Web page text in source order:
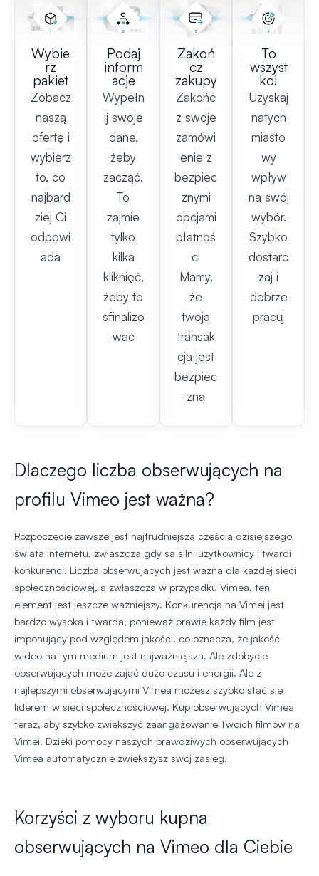
Wybie
rz
pakiet
Zobacz
naszą
ofertę i
wybierz
to, co
najbard
ziej Ci
odpowi
ada
Podaj
inform
acje
Wypełn
ij swoje
dane,
żeby
zacząć.
To
zajmie
tylko
kilka
kliknięć,
żeby to
sfinalizo
wać
Zakoń
cz
zakupy
Zakońc
z swoje
zamówi
enie z
bezpiec
znymi
opcjami
płatnoś
ci
Mamy,
że
twoja
transak
cja jest
bezpiec
zna
To
wszyst
ko!
Uzyskaj
natych
miasto
wy
wpływ
na swój
wybór.
Szybko
dostarc
zaj i
dobrze
pracuj
Dlaczego liczba obserwujących na
profilu Vimeo jest ważna?
Rozpoczęcie zawsze jest najtrudniejszą częścią dzisiejszego
świata internetu, zwłaszcza gdy są silni użytkownicy i twardi
konkurenci. Liczba obserwujących jest ważna dla każdej sieci
społecznościowej, a zwłaszcza w przypadku Vimea, ten
element jest jeszcze ważniejszy. Konkurencja na Vimei jest
bardzo wysoka i twarda, ponieważ prawie każdy film jest
imponujący pod względem jakości, co oznacza, że jakość
wideo na tym medium jest najważniejsza. Ale zdobycie
obserwujących może zająć dużo czasu i energii. Ale z
najlepszymi obserwującymi Vimea możesz szybko stać się
liderem w sieci społecznościowej. Kup obserwujących Vimea
teraz, aby szybko zwiększyć zaangażowanie Twoich filmów na
Vimei. Dzięki pomocy naszych prawdziwych obserwujących
Vimea automatycznie zwiększysz swój zasięg.
Korzyści z wyboru kupna
obserwujących na Vimeo dla Ciebie